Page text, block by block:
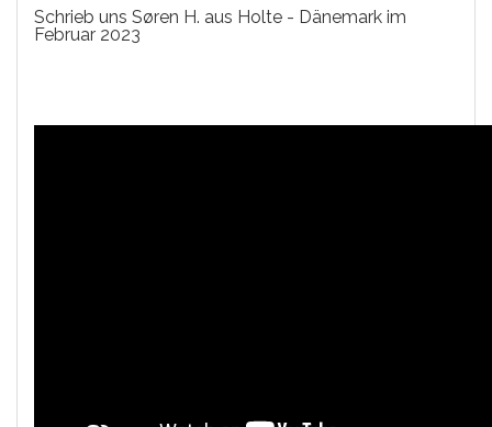
Schrieb uns Søren H. aus Holte - Dänemark im
Februar 2023